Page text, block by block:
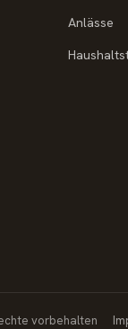
Anlässe
vorbehalten